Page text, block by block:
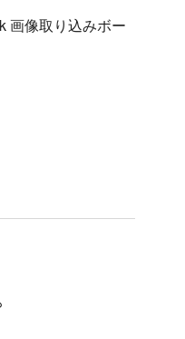
画像取り込みボー